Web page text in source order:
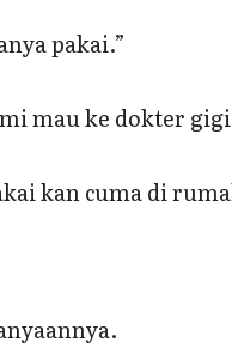
pakai.”
mau ke dokter
kan cuma di